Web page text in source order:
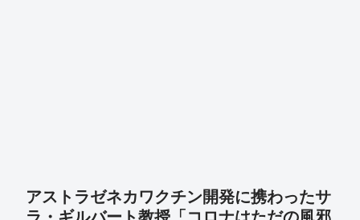
アストラゼネカワクチン開発に携わったサ